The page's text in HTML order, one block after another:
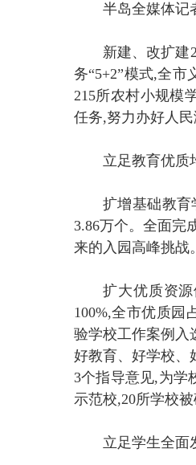
半岛全媒体记
新建、改扩建
务“5+2”模式,全市
215所农村小规模
任务,努力办好人民
立足教育优质
扩增基础教育
3.86万个。全面完
来的入园高峰挑战。
扩大优质资
100%,全市优质园
验学校工作案例入
好教育、好学校、
3个指导意见,为学
示范校,20所学校
立足学生全面